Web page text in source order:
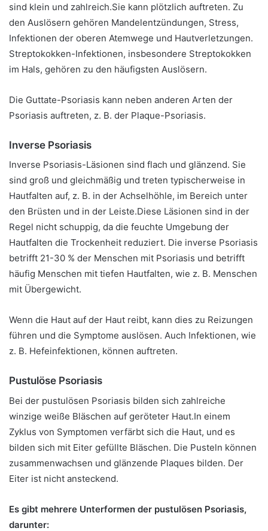
sind klein und zahlreich.Sie kann plötzlich auftreten. Zu
den Auslösern gehören Mandelentzündungen, Stress,
Infektionen der oberen Atemwege und Hautverletzungen.
Streptokokken-Infektionen, insbesondere Streptokokken
im Hals, gehören zu den häufigsten Auslösern.
Die Guttate-Psoriasis kann neben anderen Arten der
Psoriasis auftreten, z. B. der Plaque-Psoriasis.
Inverse Psoriasis
Inverse Psoriasis-Läsionen sind flach und glänzend. Sie
sind groß und gleichmäßig und treten typischerweise in
Hautfalten auf, z. B. in der Achselhöhle, im Bereich unter
den Brüsten und in der Leiste.Diese Läsionen sind in der
Regel nicht schuppig, da die feuchte Umgebung der
Hautfalten die Trockenheit reduziert. Die inverse Psoriasis
betrifft 21-30 % der Menschen mit Psoriasis und betrifft
häufig Menschen mit tiefen Hautfalten, wie z. B. Menschen
mit Übergewicht.
Wenn die Haut auf der Haut reibt, kann dies zu Reizungen
führen und die Symptome auslösen. Auch Infektionen, wie
z. B. Hefeinfektionen, können auftreten.
Pustulöse Psoriasis
Bei der pustulösen Psoriasis bilden sich zahlreiche
winzige weiße Bläschen auf geröteter Haut.In einem
Zyklus von Symptomen verfärbt sich die Haut, und es
bilden sich mit Eiter gefüllte Bläschen. Die Pusteln können
zusammenwachsen und glänzende Plaques bilden. Der
Eiter ist nicht ansteckend.
Es gibt mehrere Unterformen der pustulösen Psoriasis,
darunter: